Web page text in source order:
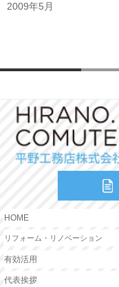
2009年5月
HOME
リフォーム・リノベーション
有効活用
代表挨拶